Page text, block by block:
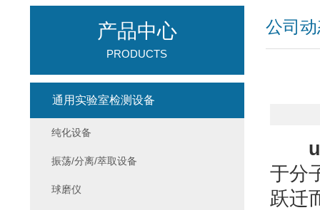
公司
于分
跃迁
产品中心
PRODUCTS
通用实验室检测设备
纯化设备
振荡/分离/萃取设备
球磨仪